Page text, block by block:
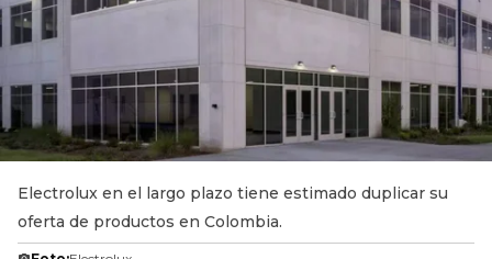
Electrolux en el largo plazo tiene estimado duplicar su
oferta de productos en Colombia.